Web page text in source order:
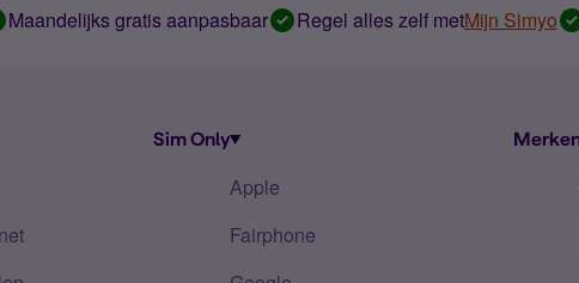
Maandelijks gratis aanpasbaar Regel alles zelf metMijn Simyo
Sim Only
Apple
Fairphone